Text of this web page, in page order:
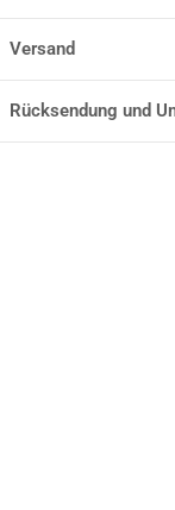
Versand
Rücksendung und